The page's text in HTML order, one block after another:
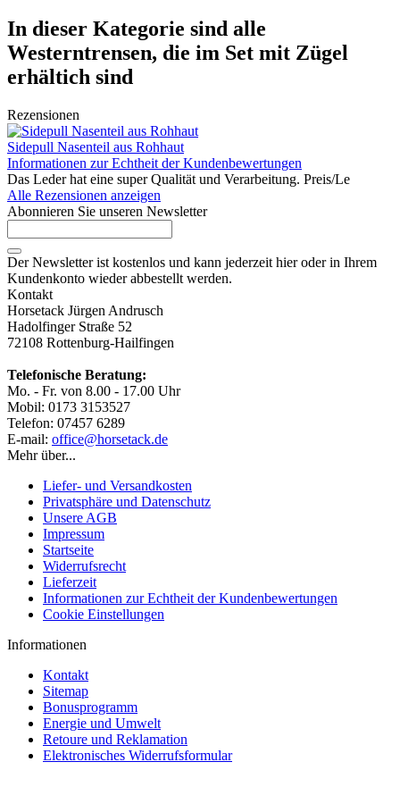
In dieser Kategorie sind alle
Westerntrensen, die im Set mit Zügel
erhältich sind
Rezensionen
Sidepull Nasenteil aus Rohhaut
Informationen zur Echtheit der Kundenbewertungen
Das Leder hat eine super Qualität und Verarbeitung. Preis/Le
Alle Rezensionen anzeigen
Abonnieren Sie unseren Newsletter
Der Newsletter ist kostenlos und kann jederzeit hier oder in Ihrem
Kundenkonto wieder abbestellt werden.
Kontakt
Horsetack Jürgen Andrusch
Hadolfinger Straße 52
72108 Rottenburg-Hailfingen
Telefonische Beratung:
Mo. - Fr. von 8.00 - 17.00 Uhr
Mobil: 0173 3153527
Telefon: 07457 6289
E-mail: office@horsetack.de
Mehr über...
Liefer- und Versandkosten
Privatsphäre und Datenschutz
Unsere AGB
Impressum
Startseite
Widerrufsrecht
Lieferzeit
Informationen zur Echtheit der Kundenbewertungen
Cookie Einstellungen
Informationen
Kontakt
Sitemap
Bonusprogramm
Energie und Umwelt
Retoure und Reklamation
Elektronisches Widerrufsformular